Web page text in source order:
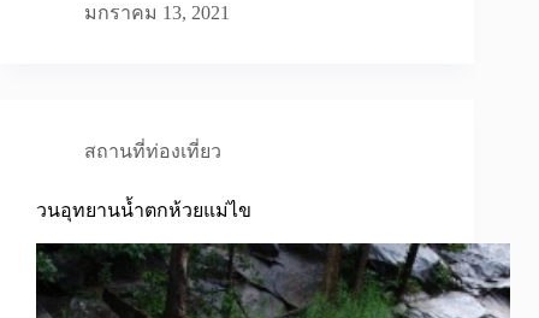
มกราคม 13, 2021
สถานที่ท่องเที่ยว
วนอุทยานน้ำตกห้วยแม่ไข